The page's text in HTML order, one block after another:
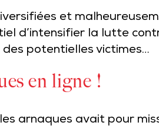
et
d’intensifier la lutte
potentielles victimes…
en ligne !
arnaques avait pour